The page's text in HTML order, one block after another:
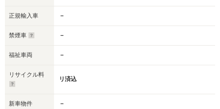
正規輸入車 －
禁煙車 －
福祉車両 －
リサイクル料
リ済込
新車物件 －